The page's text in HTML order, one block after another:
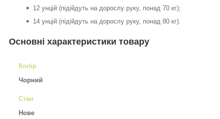
12 унцій (підійдуть на дорослу руку, понад 70 кг);
14 унцій (підійдуть на дорослу руку, понад 80 кг).
Основні характеристики товару
Колір
Чорний
Стан
Нове